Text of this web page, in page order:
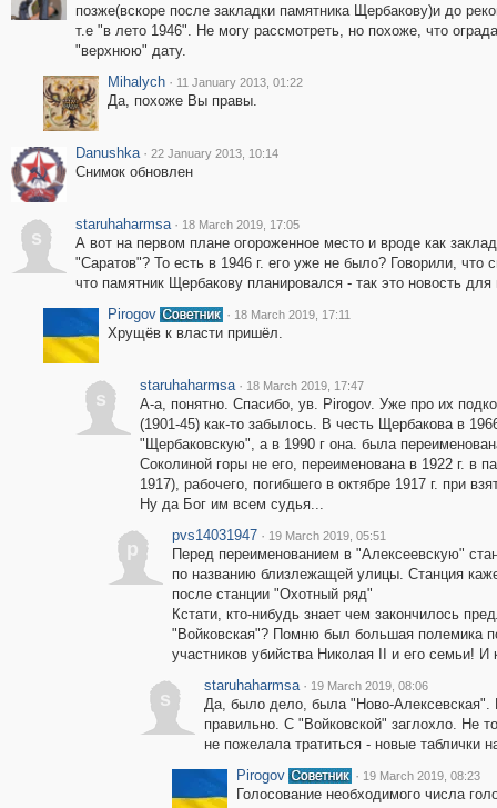
позже(вскоре после закладки памятника Щербакову)и до
т.е "в лето 1946". Не могу рассмотреть, но похоже, что
"верхнюю" дату.
Mihalych · 11 January 2013, 01:22
Да, похоже Вы правы.
Danushka · 22 January 2013, 10:14
Снимок обновлен
s
staruhaharmsa · 18 March 2019, 17:05
А вот на первом плане огороженное место и вроде как
"Саратов"? То есть в 1946 г. его уже не было? Говорили,
что памятник Щербакову планировался - так это новость
Pirogov
· 18 March 2019, 17:11
Хрущёв к власти пришёл.
s
staruhaharmsa · 18 March 2019, 17:47
А-а, понятно. Спасибо, ув. Pirogov. Уже про их
(1901-45) как-то забылось. В честь Щербакова в
"Щербаковскую", а в 1990 г она. была
Соколиной горы не его, переименована в 1922 г. в
1917), рабочего, погибшего в октябре 1917 г. при
Ну да Бог им всем судья...
p
pvs14031947 · 19 March 2019, 05:51
Перед переименованием в "Алексеевскую"
по названию близлежащей улицы. Станция
после станции "Охотный ряд"
Кстати, кто-нибудь знает чем закончилось
"Войковская"? Помню был большая полемика
участников убийства Николая II и его семьи!
s
staruhaharmsa · 19 March 2019, 08:06
Да, было дело, была "Ново-Алексевская".
правильно. С "Войковской" заглохло. Не
не пожелала тратиться - новые таблички
Pirogov
· 19 March 2019, 08:23
Голосование необходимого числа